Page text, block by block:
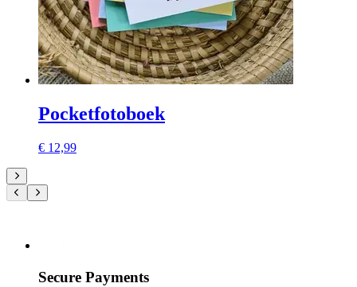
Pocketfotoboek
€ 12,99
Secure Payments